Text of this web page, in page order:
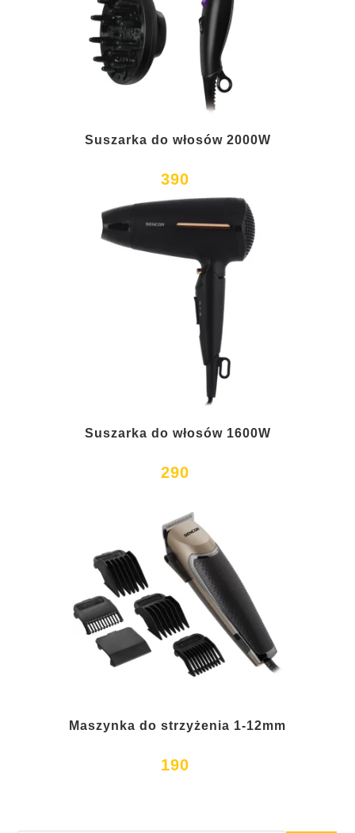
Suszarka do włosów 2000W
390
Suszarka do włosów 1600W
290
Maszynka do strzyżenia 1-12mm
190